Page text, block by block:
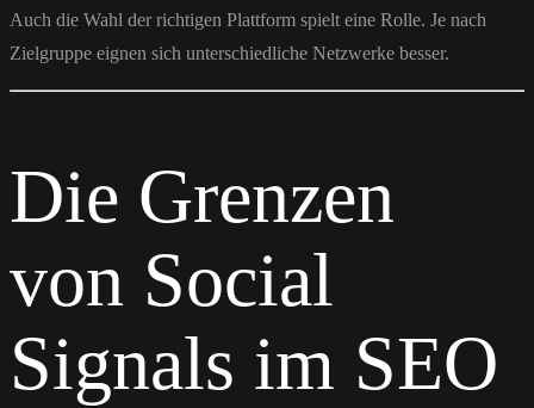
Auch die Wahl der richtigen Plattform spielt eine Rolle. Je nach
Zielgruppe eignen sich unterschiedliche Netzwerke besser.
Die Grenzen
von Social
Signals im SEO